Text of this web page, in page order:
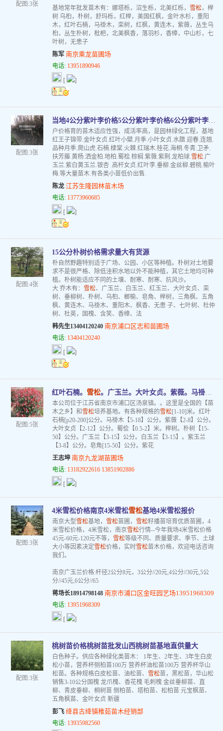
配图:3张
基地常年批发苗木有：娜塔栎，沼生栎，北美红栎， 雪松，榉
树 乌桕，朴树，舒玛栎，红榉，美国红枫，金叶水杉，重阳
木，红叶石楠，马褂木，栾树，红枫，黄连木，紫薇，丛生乌
桕，丛生朴树，枇杷，北美枫香，落羽杉，香樟，中山杉，七
叶树，无患子
陈军 南京乘龙苗圃场
电话: 13951890946
[ ]
配图:3张
当地4公分紫叶李价格5公分紫叶李价格6公分紫叶李价格
户价格育的苗木适应性强，成活率高，是园林绿化工程，基地
红王子锦带.金叶女贞.红叶小檗.月季.小叶女贞.水腊.迎春.连翘.
品种月季.爬山虎.石楠.棣棠.火棘.红瑞木.桂花.海桐.冬青.卫矛.
扶芳藤.黄杨.洒金柏.地柏.蜀桧.棕榈.紫薇.紫荆.龙柏球.雪松.广
玉兰.紫白黄玉兰.银杏 .高杆女贞.红叶李.垂柳.金丝柳.碧桃.榆叶
梅.等大量苗木.有各类小苗低价出售.
陈龙 江苏生隆园林苗木场
电话: 13773960685
[ ]
配图:4张
15公分朴树价格需求量大有货源
朴自然野趣特别适于广场、公园、小区等种植。朴树对土地要
求不是很严格、除低洼积水地以外不能种植，其它土地均可种
植。朴树能适应不同的土壤、耐寒、耐寒、抗风沙。
大 乔木有： 雪松、广玉兰、白玉兰、红玉兰、大叶女贞、栾
树、垂柳树、朴树、乌桕、榔榆、皂角、榉树，三角枫、五角
枫、黄连木、马褂木、重阳木、枫香、无患 子、七叶树、杜仲
树、杜英，国槐、含笑、香樟、法
韩先生13404120240 南京浦口区志和苗圃场
电话: 13404120240
[ ]
配图:5张
红叶石楠。 雪松。广玉兰。大叶女贞。紫薇。马褂木。蜀侩。榉树。朴树等绿化
本公司位于江苏省南京市浦口区汤泉镇。。这里是全国的【苗
木之乡】和 雪松培养基地。有各种规格的雪松[1-10]米。红叶
石楠[p20-200]公分。马褂木【5-18】公分。紫薇【2-8】公分。
大叶女贞【2-12】公分。蜀侩【0.5-2】米。榉树。朴树【15-
50】公分。广玉兰【3-15】公分。白玉兰【3-15】。紫玉兰
【3-8】公分。皂角[15-50】公分。紫花
王志坤 南京九龙湖苗圃场
电话: 13182922616 13851902886
[ ]
配图:3张
4米雪松价格南京4米雪松雪松基地4米雪松报价
南京大型雪松基地， 雪松苗圃， 雪松籽播苗培育优质苗圃，4
米雪松价格，4米雪松，南京雪松行情--今年我场4米雪松价格
45元-60元-120元不等， 雪松等级不同、质量要求、季节、土球
大小等因素决定雪松价格，实时雪松苗木价格，欢迎电话咨询
我们。
南京广玉兰价格:杆径2公分8元，3公分//20元,4公分//30元,5公
分//45元,6公分//65
蒋场长18914798148 南京市浦口区金旺园艺场13951968309
电话: 13951968309
[ ]
配图:3张
桃树苗价格桃树苗批发山西桃树苗基地直供量大
白色种子。供应各种绿化类苗木： 1年生、2年生、3年生白皮
松小苗，营养杯侧柏苗100万 营养杯油松苗100万 营养杯华山
松苗。各种规格白皮松苗、油松苗、 雪松苗，黑松苗，华山松
销售3-10公分国槐 龙爪槐、香花槐 毛刺槐 金丝垂柳苗、直
柳、青皮垂柳、桐树苗 侧柏苗、塔柏苗、松柏苗 元宝枫苗、
五角枫苗、金叶女贞 新疆
彭飞 绛县古绛镇稚茹苗木经销部
电话: 13935982560